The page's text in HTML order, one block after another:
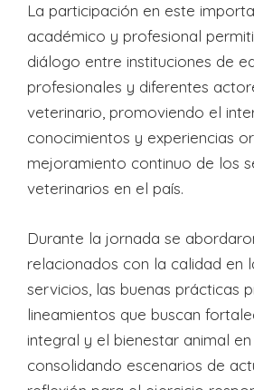
La participación en este
académico y profesional
diálogo entre instituciones de
profesionales y diferentes
veterinario, promoviendo el
conocimientos y experiencias
mejoramiento continuo de los
veterinarios en el país.
Durante la jornada se
relacionados con la calidad en
servicios, las buenas prácticas
lineamientos que buscan
integral y el bienestar animal
consolidando escenarios de